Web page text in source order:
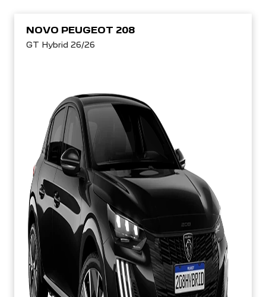
NOVO PEUGEOT 208
GT Hybrid 26/26